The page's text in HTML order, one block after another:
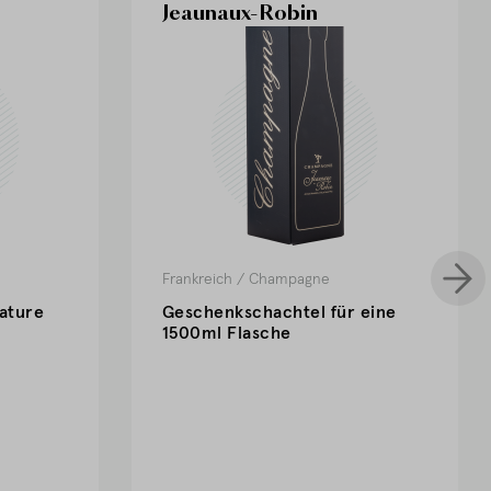
Jeaunaux-Robin
Frankreich / Champagne
Geschenkschachtel für eine
1500ml Flasche